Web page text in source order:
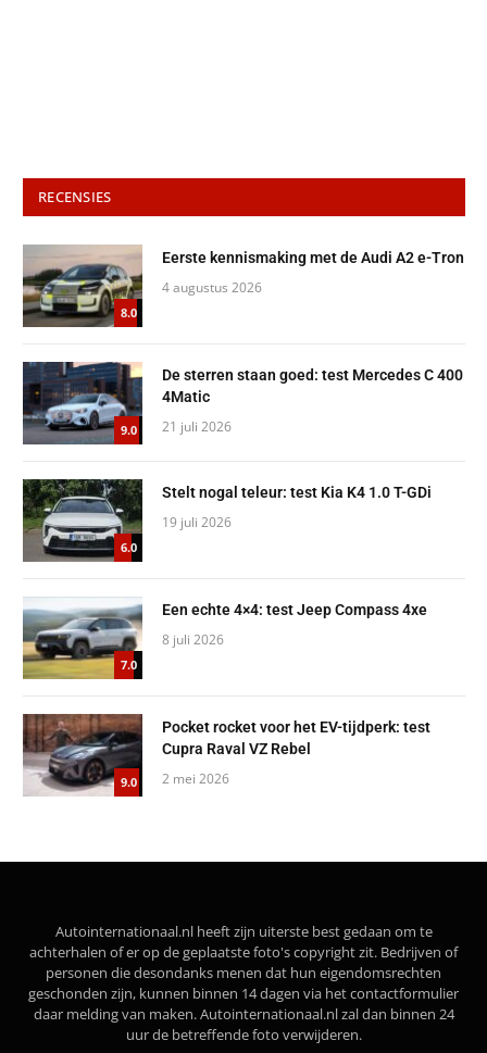
RECENSIES
8.0
Eerste kennismaking met de Audi A2 e-Tron
4 augustus 2026
9.0
De sterren staan goed: test Mercedes C 400
4Matic
21 juli 2026
6.0
Stelt nogal teleur: test Kia K4 1.0 T-GDi
19 juli 2026
7.0
Een echte 4×4: test Jeep Compass 4xe
8 juli 2026
9.0
Pocket rocket voor het EV-tijdperk: test
Cupra Raval VZ Rebel
2 mei 2026
Autointernationaal.nl heeft zijn uiterste best gedaan om te
achterhalen of er op de geplaatste foto's copyright zit. Bedrijven of
personen die desondanks menen dat hun eigendomsrechten
geschonden zijn, kunnen binnen 14 dagen via het contactformulier
daar melding van maken. Autointernationaal.nl zal dan binnen 24
uur de betreffende foto verwijderen.